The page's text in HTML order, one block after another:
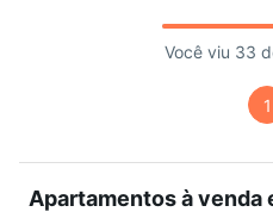
Você viu 33
1
Apartamentos à venda